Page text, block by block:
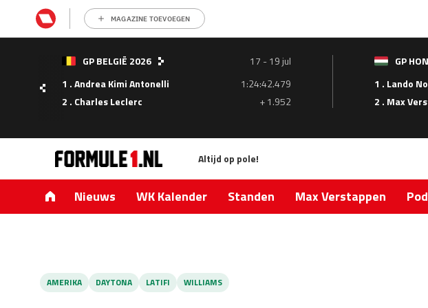
MAGAZINE TOEVOEGEN
GP BELGIË 2026
17 - 19 jul
1 . Andrea Kimi Antonelli
1:24:42.479
2 . Charles Leclerc
+ 1.952
GP
1 . Lando
2 . Max
Altijd op pole!
Nieuws WK Kalender Standen Max Verstappen
AMERIKA DAYTONA LATIFI WILLIAMS